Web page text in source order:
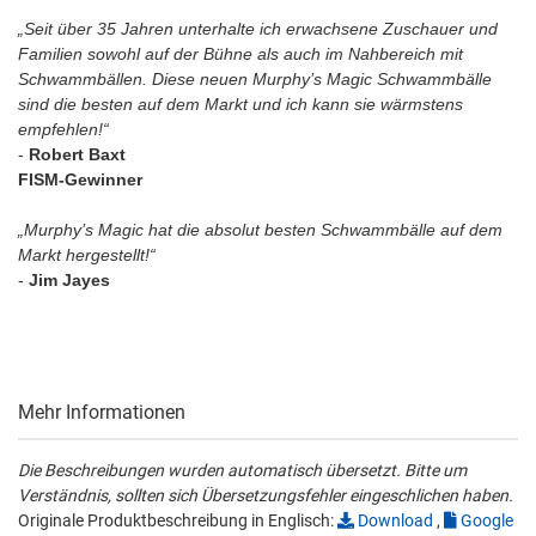
„Seit über 35 Jahren unterhalte ich erwachsene Zuschauer und
Familien sowohl auf der Bühne als auch im Nahbereich mit
Schwammbällen. Diese neuen Murphy’s Magic Schwammbälle
sind die besten auf dem Markt und ich kann sie wärmstens
empfehlen!“
- Robert Baxt
FISM-Gewinner
„Murphy’s Magic hat die absolut besten Schwammbälle auf dem
Markt hergestellt!“
- Jim Jayes
Mehr Informationen
Die Beschreibungen wurden automatisch übersetzt. Bitte um
Verständnis, sollten sich Übersetzungsfehler eingeschlichen haben.
Originale Produktbeschreibung in Englisch:
Download , Google